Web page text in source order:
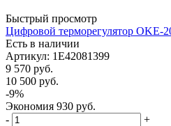
Быстрый просмотр
Цифровой терморегулятор OKE-
Есть в наличии
Артикул: 1E42081399
9 570 руб.
10 500 руб.
-9%
Экономия 930 руб.
-
+